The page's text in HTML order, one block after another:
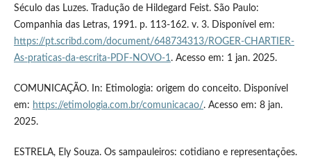
Século das Luzes. Tradução de Hildegard Feist. São Paulo:
Companhia das Letras, 1991. p. 113-162. v. 3. Disponível em:
https://pt.scribd.com/document/648734313/ROGER-CHARTIER-
As-praticas-da-escrita-PDF-NOVO-1 . Acesso em: 1 jan. 2025.
COMUNICAÇÃO. In: Etimologia: origem do conceito. Disponível
em: https://etimologia.com.br/comunicacao/. Acesso em: 8 jan.
2025.
ESTRELA, Ely Souza. Os sampauleiros: cotidiano e representações.